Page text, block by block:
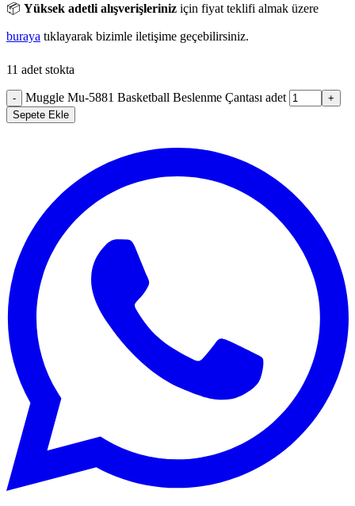
📦 Yüksek adetli alışverişleriniz için fiyat teklifi almak üzere
buraya tıklayarak bizimle iletişime geçebilirsiniz.
11 adet stokta
- Muggle Mu-5881 Basketball Beslenme Çantası adet
+
Sepete Ekle